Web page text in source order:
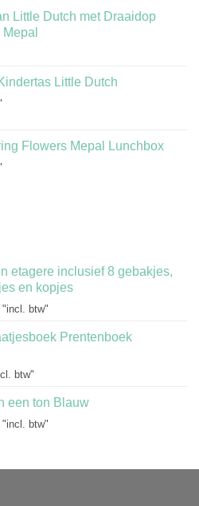
Little Dutch met Draaidop
Little Dutch
Flowers Mepal Lunchbox
etagere inclusief 8 gebakjes,
en kopjes
"incl. btw"
Prentenboek
btw"
een ton Blauw
"incl. btw"